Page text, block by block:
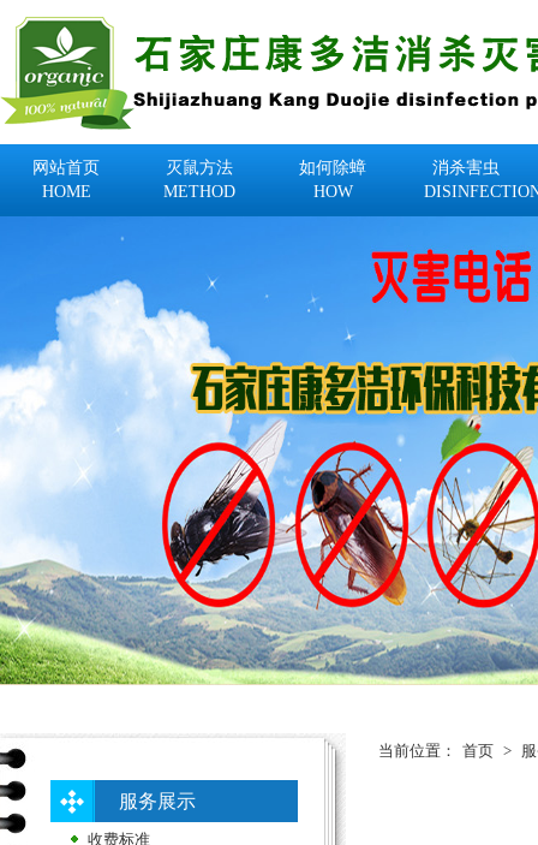
网站首页
HOME
灭鼠方法
METHOD
如何除蟑
HOW
消杀害虫
服务展示
收费标准
当前位置： 首页 >